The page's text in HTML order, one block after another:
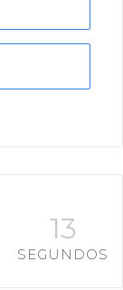
10
SEGUNDOS